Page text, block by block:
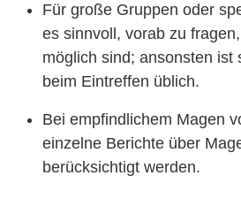
Für große Gruppen oder
es sinnvoll, vorab zu
möglich sind; ansonsten ist
beim Eintreffen üblich.
Bei empfindlichem Magen
einzelne Berichte über
berücksichtigt werden.